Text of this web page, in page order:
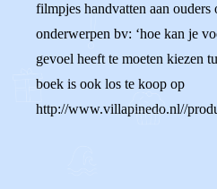
filmpjes handvatten aan ouders
onderwerpen bv: ‘hoe kan je
gevoel heeft te moeten kiezen
boek is ook los te koop op
http://www.villapinedo.nl//